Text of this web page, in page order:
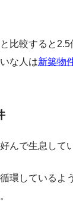
比較すると2.5
な人は新築物
んで生息して
環しているよ